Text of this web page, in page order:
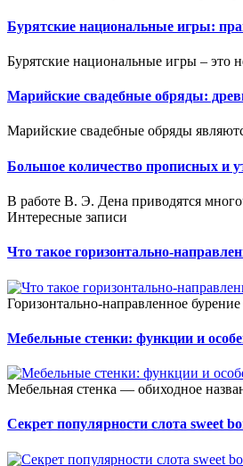
Бурятские национальные игры:
Бурятские национальные игры – это
Марийские свадебные обряды:
Марийские свадебные обряды
Большое количество прописных и
В работе В. Э. Дена приводятся
Интересные записи
Что такое горизонтально-
Горизонтально-направленное
Мебельные стенки: функции и
Мебельная стенка — обиходное
Секрет популярности слота sweet